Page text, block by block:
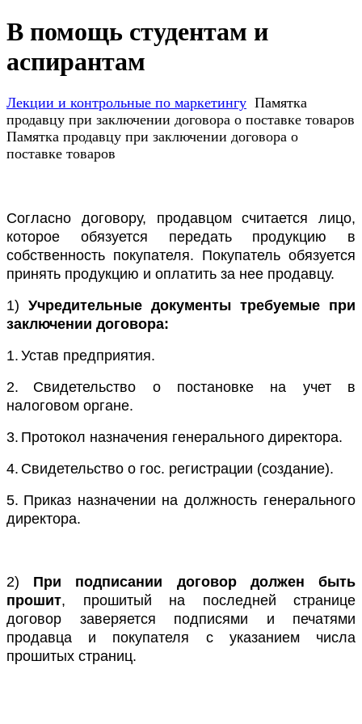
В помощь студентам и
аспирантам
Лекции и контрольные по маркетингу Памятка
продавцу при заключении договора о поставке товаров
Памятка продавцу при заключении договора о
поставке товаров
Согласно договору, продавцом считается лицо,
которое обязуется передать продукцию в
собственность покупателя. Покупатель обязуется
принять продукцию и оплатить за нее продавцу.
1) Учредительные документы требуемые при
заключении договора:
1. Устав предприятия.
2.
Свидетельство о постановке на учет в
налоговом органе.
3. Протокол назначения генерального директора.
4. Свидетельство о гос. регистрации (создание).
5. Приказ назначении на должность генерального
директора.
2)
При подписании договор должен быть
прошит, прошитый на последней странице
договор заверяется подписями и печатями
продавца и покупателя с указанием числа
прошитых страниц.